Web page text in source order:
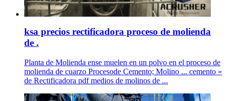
ksa precios rectificadora proceso de molienda
de .
Planta de Molienda ense muelen en un polvo en el proceso de
molienda de cuarzo Procesode Cemento; Molino ... cemento »
de Rectificadora pdf medios de molinos de ...